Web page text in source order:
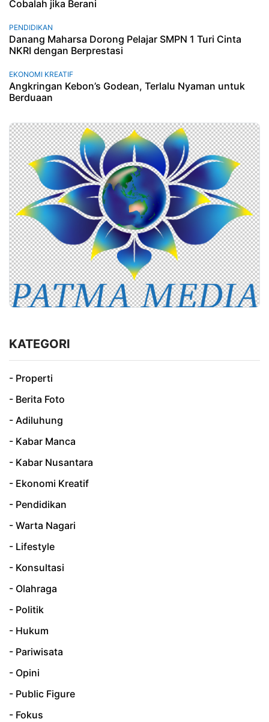
Cobalah jika Berani
PENDIDIKAN
Danang Maharsa Dorong Pelajar SMPN 1 Turi Cinta
NKRI dengan Berprestasi
EKONOMI KREATIF
Angkringan Kebon’s Godean, Terlalu Nyaman untuk
Berduaan
KATEGORI
- Properti
- Berita Foto
- Adiluhung
- Kabar Manca
- Kabar Nusantara
- Ekonomi Kreatif
- Pendidikan
- Warta Nagari
- Lifestyle
- Konsultasi
- Olahraga
- Politik
- Hukum
- Pariwisata
- Opini
- Public Figure
- Fokus